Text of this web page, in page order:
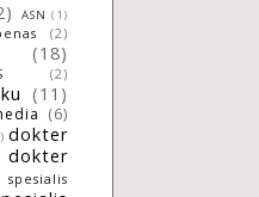
ASN (1)
(2)
(18)
(2)
(11)
(6)
dokter
dokter